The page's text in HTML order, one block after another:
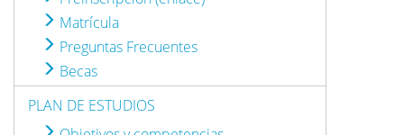
Matrícula
Preguntas Frecuentes
Becas
PLAN DE ESTUDIOS